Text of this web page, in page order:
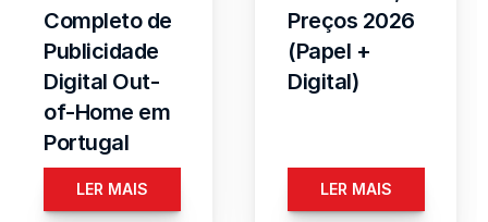
Completo de
Publicidade
Digital Out-
of-Home em
Portugal
LER MAIS
Preços 2026
(Papel +
Digital)
LER MAIS